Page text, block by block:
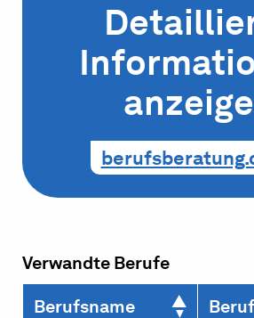
Verwandte Berufe
Berufsname